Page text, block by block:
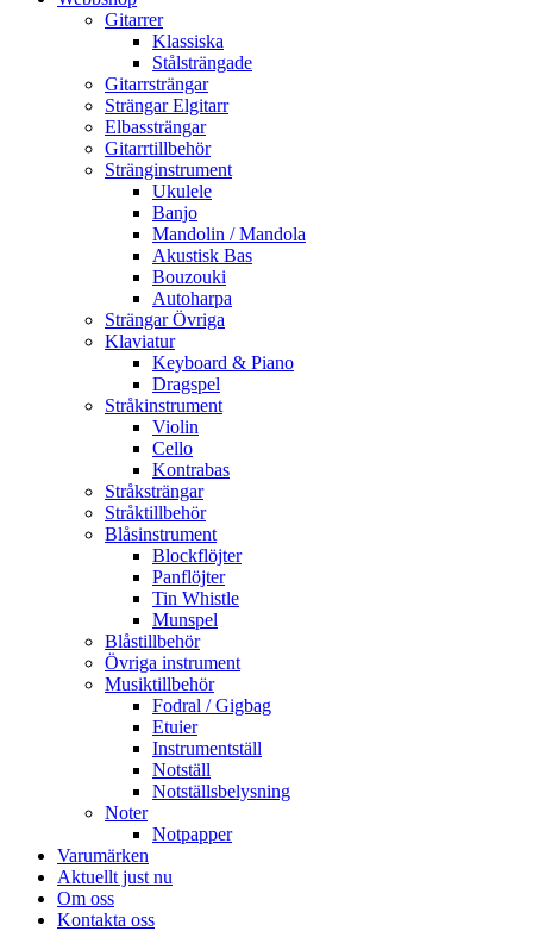
Gitarrer
Klassiska
Stålsträngade
Gitarrsträngar
Strängar Elgitarr
Elbassträngar
Gitarrtillbehör
Stränginstrument
Ukulele
Banjo
Mandolin / Mandola
Akustisk Bas
Bouzouki
Autoharpa
Strängar Övriga
Klaviatur
Keyboard & Piano
Dragspel
Stråkinstrument
Violin
Cello
Kontrabas
Stråksträngar
Stråktillbehör
Blåsinstrument
Blockflöjter
Panflöjter
Tin Whistle
Munspel
Blåstillbehör
Övriga instrument
Musiktillbehör
Fodral / Gigbag
Etuier
Instrumentställ
Notställ
Notställsbelysning
Noter
Notpapper
Varumärken
Aktuellt just nu
Om oss
Kontakta oss